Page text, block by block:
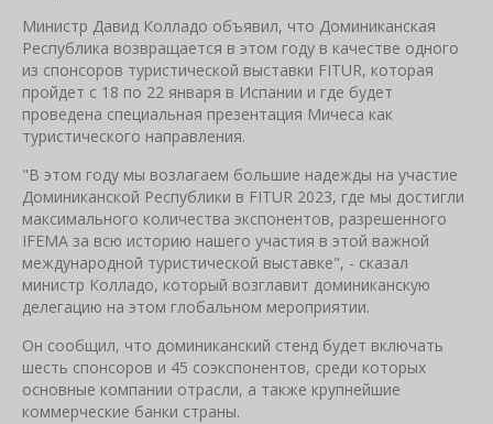
Министр Давид Колладо объявил, что Доминиканская
Республика возвращается в этом году в качестве одного
из спонсоров туристической выставки FITUR, которая
пройдет с 18 по 22 января в Испании и где будет
проведена специальная презентация Мичеса как
туристического направления.
"В этом году мы возлагаем большие надежды на участие
Доминиканской Республики в FITUR 2023, где мы достигли
максимального количества экспонентов, разрешенного
IFEMA за всю историю нашего участия в этой важной
международной туристической выставке", - сказал
министр Колладо, который возглавит доминиканскую
делегацию на этом глобальном мероприятии.
Он сообщил, что доминиканский стенд будет включать
шесть спонсоров и 45 соэкспонентов, среди которых
основные компании отрасли, а также крупнейшие
коммерческие банки страны.